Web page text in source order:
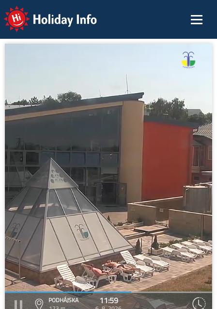
Holiday Info
PODHÁJSKA
11:59